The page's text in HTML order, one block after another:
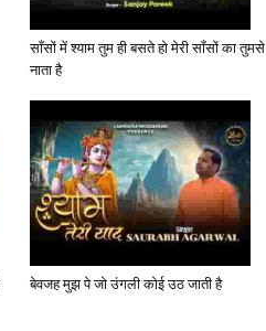
साँसों में श्याम तुम ही बसते हो मेरी साँसों का तुमसे
नाता है
बेवजह मुझ पे जो उंगली कोई उठ जाती है